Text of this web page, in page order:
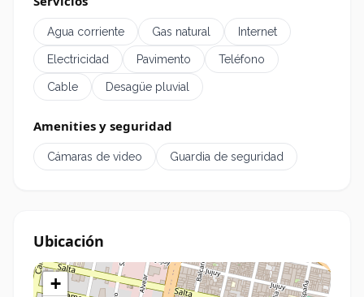
Agua corriente Gas natural Internet
Electricidad Pavimento Teléfono
Cable Desagüe pluvial
Amenities y seguridad
Cámaras de video Guardia de seguridad
Ubicación
+